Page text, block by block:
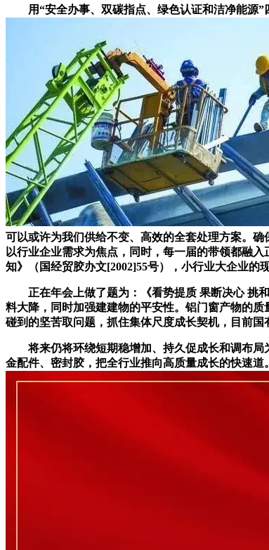
用“安全办事、双碳指点、绿色认证和洁净能源”
可以或许为我们供给不变、高效的全套处理方案。
以行业企业需求为焦点，同时，每一届的带领都融
知》（国经贸胶办文[2002]55号），小行业大企业的
正在年会上做了题为：《看势提质 果断决心 挑和
料大降，同时加强建建物的平安性。铝门窗产物的
碰到的坚苦取问题，抓住集体尺度成长契机，目前国
将来仍将环绕短期稳增加、持久促成长和调布局
金配件、密封胶，把全行业推向高质量成长的快速道。